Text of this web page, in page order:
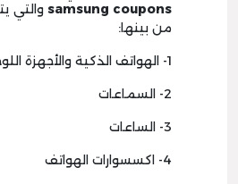
samsung coupons
والتي
من بينها:
1- الهواتف الذكية والأجهزة اللوحية
2- السماعات
3- الساعات
4- اكسسوارات الهواتف